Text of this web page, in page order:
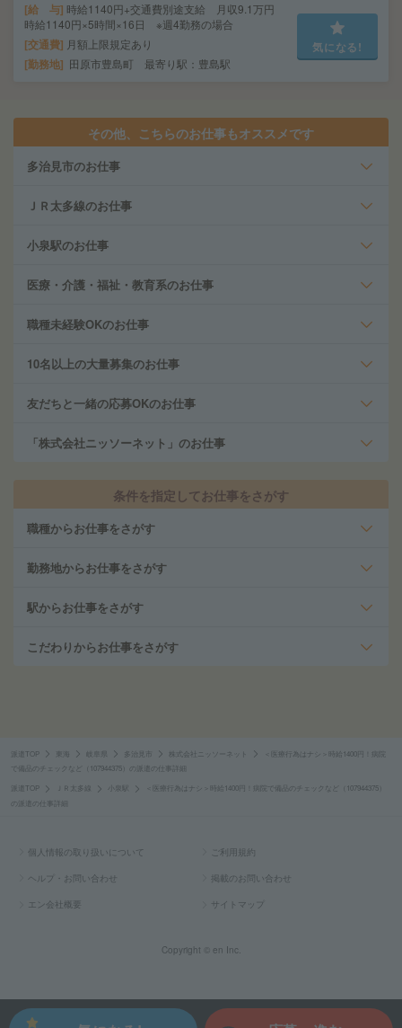
給 与 時給1140円+交通費別途支給 月収9.1万円
時給1140円×5時間×16日 ※週4勤務の場合
交通費 月額上限規定あり
勤務地 田原市豊島町 最寄り駅：豊島駅
気になる!
その他、こちらのお仕事もオススメです
多治見市のお仕事
ＪＲ太多線のお仕事
小泉駅のお仕事
医療・介護・福祉・教育系のお仕事
職種未経験OKのお仕事
10名以上の大量募集のお仕事
友だちと一緒の応募OKのお仕事
「株式会社ニッソーネット」のお仕事
条件を指定してお仕事をさがす
職種からお仕事をさがす
勤務地からお仕事をさがす
駅からお仕事をさがす
こだわりからお仕事をさがす
派遣TOP 東海 岐阜県 多治見市 株式会社ニッソーネット
＜医療行為はナシ＞時給1400円！病院
で備品のチェックなど（107944375）の派遣の仕事詳細
派遣TOP ＪＲ太多線 小泉駅
＜医療行為はナシ＞時給1400円！病院で備品のチェックなど（107944375）
の派遣の仕事詳細
個人情報の取り扱いについて ご利用規約
ヘルプ・お問い合わせ 掲載のお問い合わせ
エン会社概要 サイトマップ
Copyright © en Inc.